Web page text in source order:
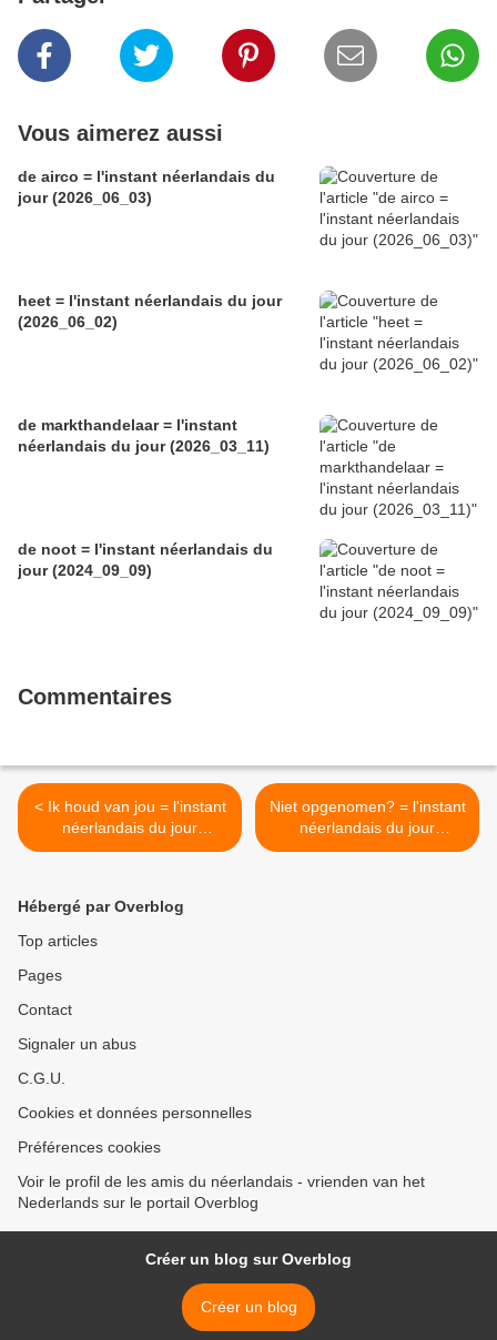
Vous aimerez aussi
de airco = l'instant néerlandais du
jour (2026_06_03)
heet = l'instant néerlandais du jour
(2026_06_02)
de markthandelaar = l'instant
néerlandais du jour (2026_03_11)
de noot = l'instant néerlandais du
jour (2024_09_09)
Commentaires
< Ik houd van jou = l'instant
néerlandais du jour
(2023_06_16)
Niet opgenomen? = l'instant
néerlandais du jour
(2023_06_20) >
Hébergé par Overblog
Top articles
Pages
Contact
Signaler un abus
C.G.U.
Cookies et données personnelles
Préférences cookies
Voir le profil de les amis du néerlandais - vrienden van het
Nederlands sur le portail Overblog
Créer un blog sur Overblog
Créer un blog